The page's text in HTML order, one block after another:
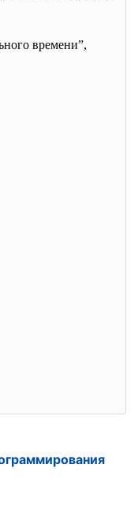
времени”,